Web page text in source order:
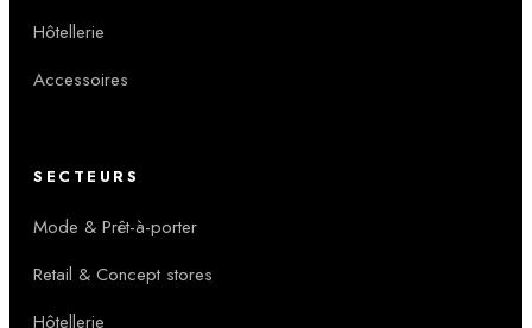
Hôtellerie
Accessoires
SECTEURS
Mode & Prêt-à-porter
Retail & Concept stores
Hôtellerie